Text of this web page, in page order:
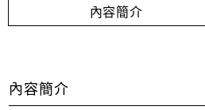
內容簡介
內容簡介